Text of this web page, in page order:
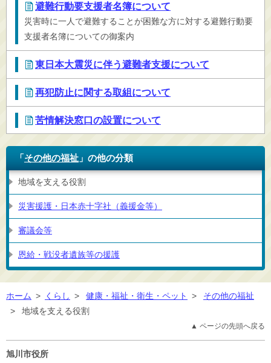
市政情報
×
避難行動要支援者名簿について
災害時に一人で避難することが困難な方に対する避難行動要
支援者名簿についての御案内
東日本大震災に伴う避難者支援について
再犯防止に関する取組について
苦情解決窓口の設置について
「その他の福祉 」の他の分類
地域を支える役割
災害援護・日本赤十字社（義援金等）
審議会等
恩給・戦没者遺族等の援護
ホーム > くらし > 健康・福祉・衛生・ペット >
その他の福祉
>
地域を支える役割
▲ ページの先頭へ戻る
旭川市役所